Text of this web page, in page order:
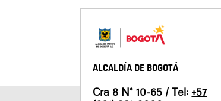
ALCALDÍA DE BOGOTÁ
Cra 8 N° 10-65 / Tel: +57